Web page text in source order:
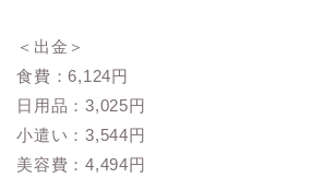
＜出金＞
食費：6,124円
日用品：3,025円
小遣い：3,544円
美容費：4,494円